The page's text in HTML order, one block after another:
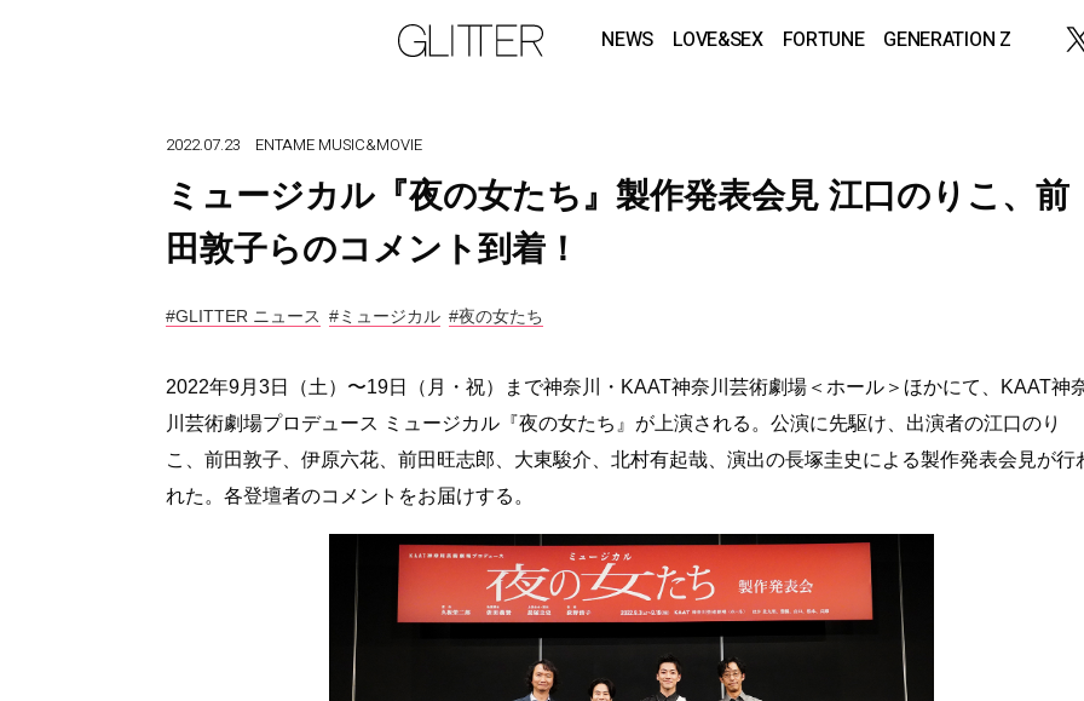
NEWS LOVE&SEX FORTUNE GENERATION Z
2022.07.23 ENTAME MUSIC&MOVIE
ミュージカル『夜の女たち』製作発表会見 江口のりこ、前
田敦子らのコメント到着！
#GLITTER ニュース #ミュージカル #夜の女たち
2022年9月3日（土）〜19日（月・祝）まで神奈川・KAAT神奈川芸術劇場＜ホール＞ほかにて、KAAT神
川芸術劇場プロデュース ミュージカル『夜の女たち』が上演される。公演に先駆け、出演者の江口のり
こ、前田敦子、伊原六花、前田旺志郎、大東駿介、北村有起哉、演出の長塚圭史による製作発表会見が行
れた。各登壇者のコメントをお届けする。